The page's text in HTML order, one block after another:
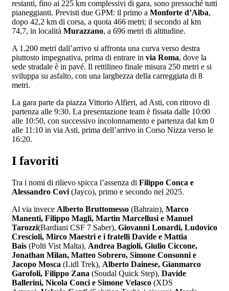
restanti, fino ai 225 km complessivi di gara, sono pressoché tutti
pianeggianti. Previsti due GPM: il primo a Monforte d’Alba,
dopo 42,2 km di corsa, a quota 466 metri; il secondo al km
74,7, in località Murazzano, a 696 metri di altitudine.
A 1.200 metri dall’arrivo si affronta una curva verso destra
piuttosto impegnativa, prima di entrare in via Roma, dove la
sede stradale è in pavé. Il rettilineo finale misura 250 metri e si
sviluppa su asfalto, con una larghezza della carreggiata di 8
metri.
La gara parte da piazza Vittorio Alfieri, ad Asti, con ritrovo di
partenza alle 9:30. La presentazione team è fissata dalle 10:00
alle 10:50, con successivo incolonnamento e partenza dal km 0
alle 11:10 in via Asti, prima dell’arrivo in Corso Nizza verso le
16:20.
I favoriti
Tra i nomi di rilievo spicca l’assenza di Filippo Conca e
Alessandro Covi (Jayco), primo e secondo nel 2025.
Al via invece Alberto Bruttomesso (Bahrain), Marco
Manenti, Filippo Magli, Martin Marcellusi e Manuel
Tarozzi(Bardiani CSF 7 Saber), Giovanni Lonardi, Ludovico
Crescioli, Mirco Maestri e i fratelli Davide e Mattia
Bais (Polti Vist Malta), Andrea Bagioli, Giulio Ciccone,
Jonathan Milan, Matteo Sobrero, Simone Consonni e
Jacopo Mosca (Lidl Trek), Alberto Dainese, Gianmarco
Garofoli, Filippo Zana (Soudal Quick Step), Davide
Ballerini, Nicola Conci e Simone Velasco (XDS